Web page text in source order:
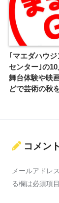
｢マエダハウ
センター｣の10
舞台体験や映
どで芸術の秋
コメン
メールアドレ
る欄は必須項